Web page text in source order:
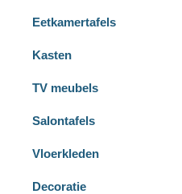
Eetkamertafels
Kasten
TV meubels
Salontafels
Vloerkleden
Decoratie